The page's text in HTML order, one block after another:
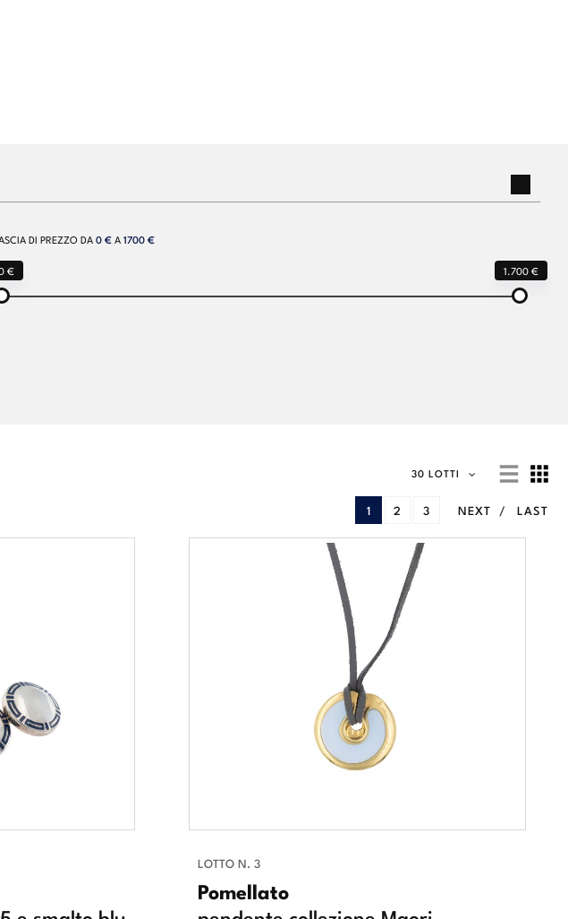
DI PREZZO DA0 €A1700 €
€ 1.700 €
30 LOTTI
1 2 3 NEXT LAST
LOTTO N. 3
Pomellato